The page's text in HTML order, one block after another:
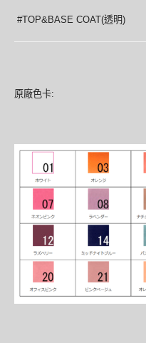
#TOP&BASE COAT(透明)
原廠色卡: